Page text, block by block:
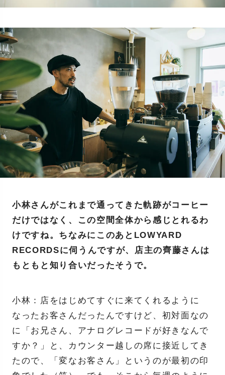
小林さんがこれまで通ってきた軌跡がコーヒー
だけではなく、この空間全体から感じとれるわ
けですね。ちなみにこのあとLOWYARD
RECORDSに伺うんですが、店主の齊藤さんは
もともと知り合いだったそうで。
小林：店をはじめてすぐに来てくれるように
なったお客さんだったんですけど、初対面なの
に「お兄さん、アナログレコードが好きなんで
すか？」と、カウンター越しの席に接近してき
たので、「変なお客さん」というのが最初の印